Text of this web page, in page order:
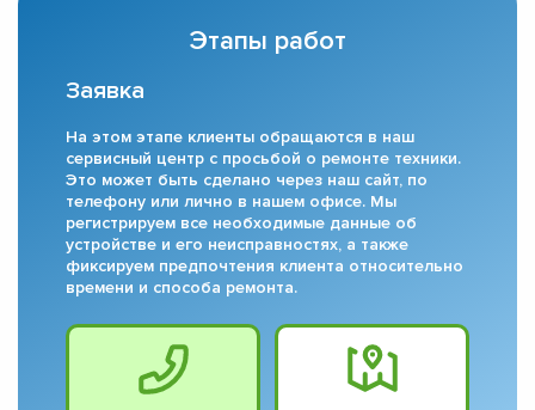
Этапы работ
Заявка
На этом этапе клиенты обращаются в наш
сервисный центр с просьбой о ремонте техники.
Это может быть сделано через наш сайт, по
телефону или лично в нашем офисе. Мы
регистрируем все необходимые данные об
устройстве и его неисправностях, а также
фиксируем предпочтения клиента относительно
времени и способа ремонта.